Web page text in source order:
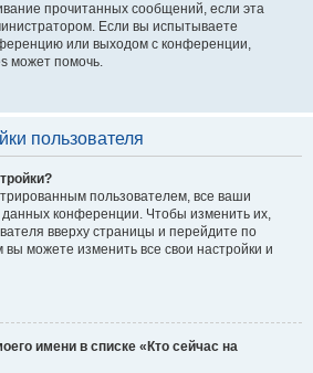
прочитанных сообщений, если эта
Если вы испытываете
или выходом с конференции,
может помочь.
пользователя
пользователем, все ваши
данных конференции. Чтобы изменить их,
вверху страницы и перейдите по
вы можете изменить все свои настройки и
имени в списке «Кто сейчас на